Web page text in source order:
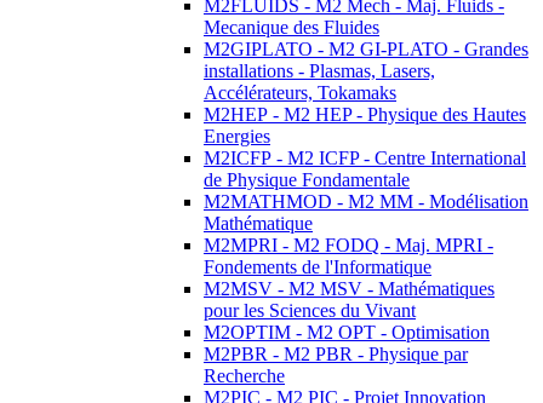
M2FLUIDS - M2 Mech - Maj. Fluids -
Mecanique des Fluides
M2GIPLATO - M2 GI-PLATO - Grandes
installations - Plasmas, Lasers,
Accélérateurs, Tokamaks
M2HEP - M2 HEP - Physique des Hautes
Energies
M2ICFP - M2 ICFP - Centre International
de Physique Fondamentale
M2MATHMOD - M2 MM - Modélisation
Mathématique
M2MPRI - M2 FODQ - Maj. MPRI -
Fondements de l'Informatique
M2MSV - M2 MSV - Mathématiques
pour les Sciences du Vivant
M2OPTIM - M2 OPT - Optimisation
M2PBR - M2 PBR - Physique par
Recherche
M2PIC - M2 PIC - Projet Innovation